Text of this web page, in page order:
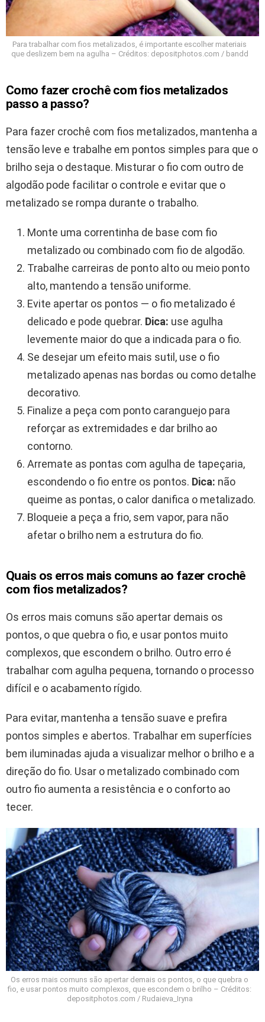
Para trabalhar com fios metalizados, é importante escolher materiais
que deslizem bem na agulha – Créditos: depositphotos.com / bandd
Como fazer crochê com fios metalizados
passo a passo?
Para fazer crochê com fios metalizados, mantenha a
tensão leve e trabalhe em pontos simples para que o
brilho seja o destaque. Misturar o fio com outro de
algodão pode facilitar o controle e evitar que o
metalizado se rompa durante o trabalho.
Monte uma correntinha de base com fio
metalizado ou combinado com fio de algodão.
Trabalhe carreiras de ponto alto ou meio ponto
alto, mantendo a tensão uniforme.
Evite apertar os pontos — o fio metalizado é
delicado e pode quebrar. Dica: use agulha
levemente maior do que a indicada para o fio.
Se desejar um efeito mais sutil, use o fio
metalizado apenas nas bordas ou como detalhe
decorativo.
Finalize a peça com ponto caranguejo para
reforçar as extremidades e dar brilho ao
contorno.
Arremate as pontas com agulha de tapeçaria,
escondendo o fio entre os pontos. Dica: não
queime as pontas, o calor danifica o metalizado.
Bloqueie a peça a frio, sem vapor, para não
afetar o brilho nem a estrutura do fio.
Quais os erros mais comuns ao fazer crochê
com fios metalizados?
Os erros mais comuns são apertar demais os
pontos, o que quebra o fio, e usar pontos muito
complexos, que escondem o brilho. Outro erro é
trabalhar com agulha pequena, tornando o processo
difícil e o acabamento rígido.
Para evitar, mantenha a tensão suave e prefira
pontos simples e abertos. Trabalhar em superfícies
bem iluminadas ajuda a visualizar melhor o brilho e a
direção do fio. Usar o metalizado combinado com
outro fio aumenta a resistência e o conforto ao
tecer.
Os erros mais comuns são apertar demais os pontos, o que quebra o
fio, e usar pontos muito complexos, que escondem o brilho – Créditos:
depositphotos.com / Rudaieva_Iryna